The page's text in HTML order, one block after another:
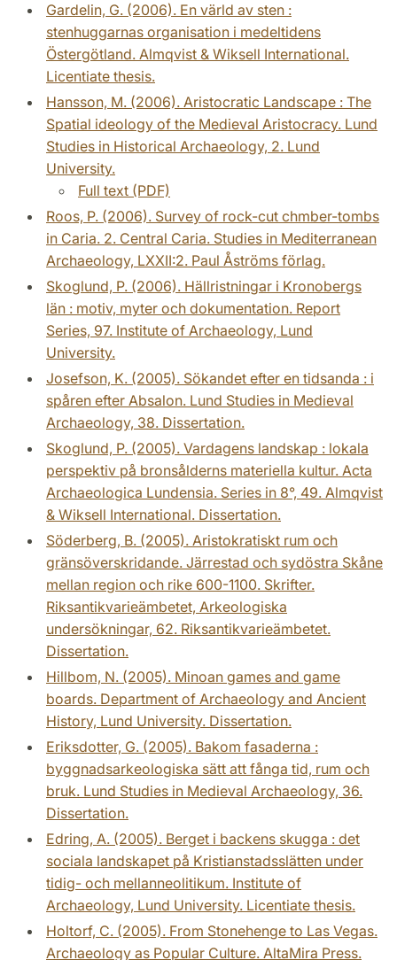
Gardelin, G. (2006). En värld av sten :
stenhuggarnas organisation i medeltidens
Östergötland. Almqvist & Wiksell International.
Licentiate thesis.
Hansson, M. (2006). Aristocratic Landscape : The
Spatial ideology of the Medieval Aristocracy. Lund
Studies in Historical Archaeology, 2. Lund
University.
Full text (PDF)
Roos, P. (2006). Survey of rock-cut chmber-tombs
in Caria. 2. Central Caria. Studies in Mediterranean
Archaeology, LXXII:2. Paul Åströms förlag.
Skoglund, P. (2006). Hällristningar i Kronobergs
län : motiv, myter och dokumentation. Report
Series, 97. Institute of Archaeology, Lund
University.
Josefson, K. (2005). Sökandet efter en tidsanda : i
spåren efter Absalon. Lund Studies in Medieval
Archaeology, 38. Dissertation.
Skoglund, P. (2005). Vardagens landskap : lokala
perspektiv på bronsålderns materiella kultur. Acta
Archaeologica Lundensia. Series in 8°, 49. Almqvist
& Wiksell International. Dissertation.
Söderberg, B. (2005). Aristokratiskt rum och
gränsöverskridande. Järrestad och sydöstra Skåne
mellan region och rike 600-1100. Skrifter.
Riksantikvarieämbetet, Arkeologiska
undersökningar, 62. Riksantikvarieämbetet.
Dissertation.
Hillbom, N. (2005). Minoan games and game
boards. Department of Archaeology and Ancient
History, Lund University. Dissertation.
Eriksdotter, G. (2005). Bakom fasaderna :
byggnadsarkeologiska sätt att fånga tid, rum och
bruk. Lund Studies in Medieval Archaeology, 36.
Dissertation.
Edring, A. (2005). Berget i backens skugga : det
sociala landskapet på Kristianstadsslätten under
tidig- och mellanneolitikum. Institute of
Archaeology, Lund University. Licentiate thesis.
Holtorf, C. (2005). From Stonehenge to Las Vegas.
Archaeology as Popular Culture. AltaMira Press.